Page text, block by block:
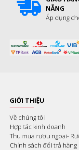
NẴNG
Áp dụng
GIỚI THIỆU
Về chúng tôi
Hợp tác kinh doanh
Thu mua rượu ngoại-
Chính sách đổi trả hàng